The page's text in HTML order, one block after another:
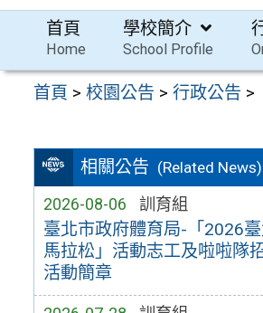
容
首頁
Home
學校簡介
School Profile
首頁 >校園公告 >行政公告 >
相關公告 (Related News)
2026-08-06 訓育組
臺北市政府體育局-「2026
馬拉松」活動志工及啦啦隊
活動簡章